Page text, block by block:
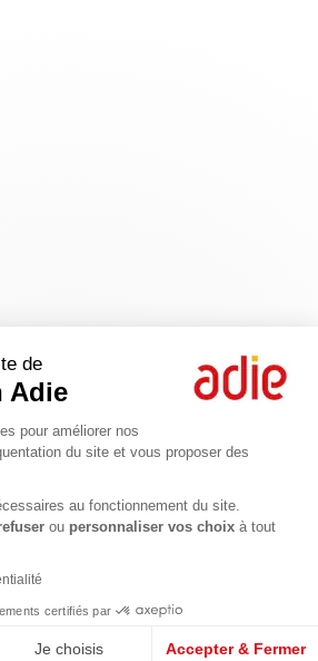
de
Adie
pour améliorer nos
du site et vous proposer des
au fonctionnement du site.
ou personnaliser vos choix à tout
certifiés par
Je choisis Accepter & Fermer
consent